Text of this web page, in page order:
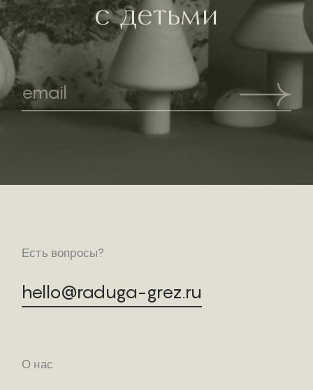
с детьми
Есть вопросы?
hello@raduga-grez.ru
О нас